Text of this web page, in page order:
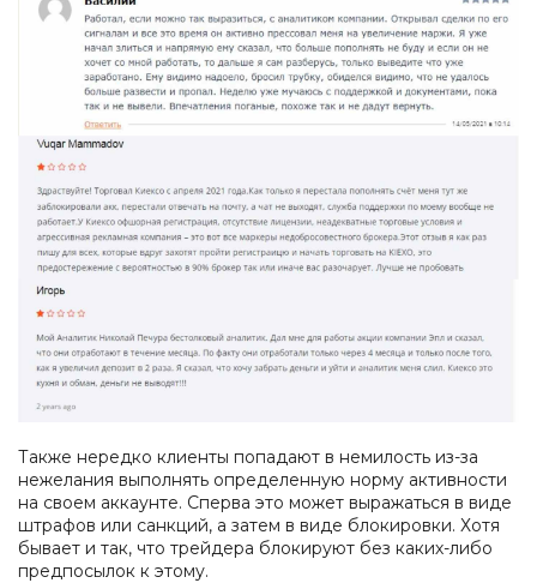
Также нередко клиенты попадают в немилость из-за
нежелания выполнять определенную норму активности
на своем аккаунте. Сперва это может выражаться в виде
штрафов или санкций, а затем в виде блокировки. Хотя
бывает и так, что трейдера блокируют без каких-либо
предпосылок к этому.